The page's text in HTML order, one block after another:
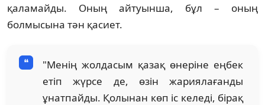
қаламайды. Оның айтуынша, бұл – оның
болмысына тән қасиет.
"Менің жолдасым қазақ өнеріне еңбек
етіп жүрсе де, өзін жариялағанды
ұнатпайды. Қолынан көп іс келеді, бірақ